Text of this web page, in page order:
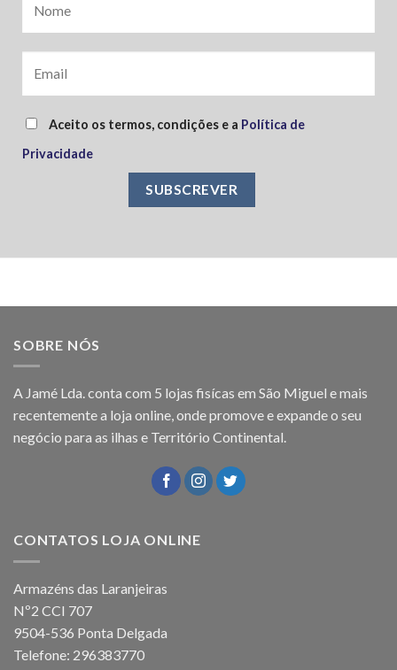
Aceito os termos, condições e a Política de
Privacidade
SOBRE NÓS
A Jamé Lda. conta com 5 lojas fisícas em São Miguel e mais
recentemente a loja online, onde promove e expande o seu
negócio para as ilhas e Território Continental.
CONTATOS LOJA ONLINE
Armazéns das Laranjeiras
Nº2 CCI 707
9504-536 Ponta Delgada
Telefone: 296383770